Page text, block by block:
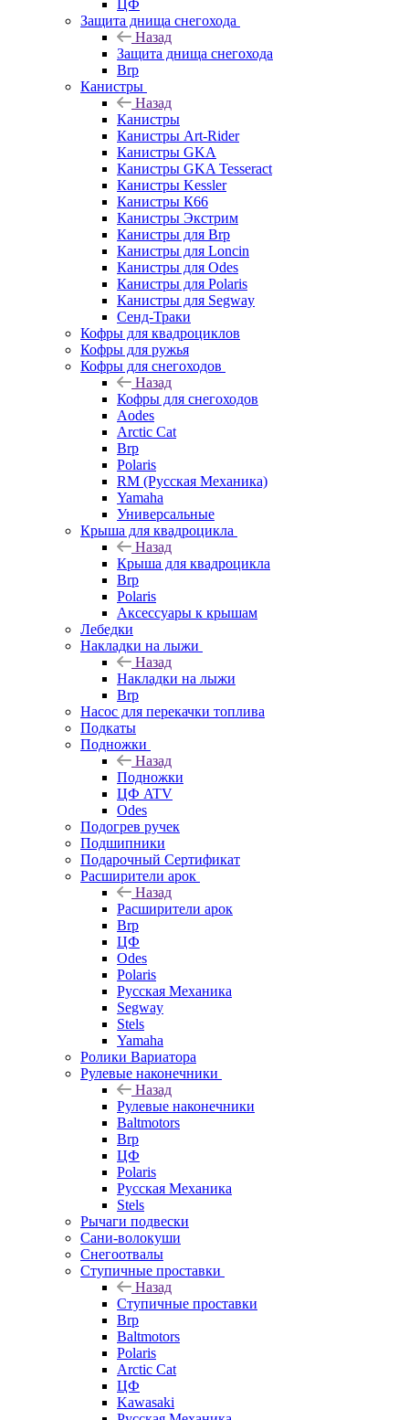
ЦФ
Защита днища снегохода
Назад
Защита днища снегохода
Brp
Канистры
Назад
Канистры
Канистры Art-Rider
Канистры GKA
Канистры GKA Tesseract
Канистры Kessler
Канистры К66
Канистры Экстрим
Канистры для Brp
Канистры для Loncin
Канистры для Odes
Канистры для Polaris
Канистры для Segway
Сенд-Траки
Кофры для квадроциклов
Кофры для ружья
Кофры для снегоходов
Назад
Кофры для снегоходов
Aodes
Arctic Cat
Brp
Polaris
RM (Русская Механика)
Yamaha
Универсальные
Крыша для квадроцикла
Назад
Крыша для квадроцикла
Brp
Polaris
Аксессуары к крышам
Лебедки
Накладки на лыжи
Назад
Накладки на лыжи
Brp
Насос для перекачки топлива
Подкаты
Подножки
Назад
Подножки
ЦФ ATV
Odes
Подогрев ручек
Подшипники
Подарочный Сертификат
Расширители арок
Назад
Расширители арок
Brp
ЦФ
Odes
Polaris
Русская Механика
Segway
Stels
Yamaha
Ролики Вариатора
Рулевые наконечники
Назад
Рулевые наконечники
Baltmotors
Brp
ЦФ
Polaris
Русская Механика
Stels
Рычаги подвески
Сани-волокуши
Снегоотвалы
Ступичные проставки
Назад
Ступичные проставки
Brp
Baltmotors
Polaris
Arctic Cat
ЦФ
Kawasaki